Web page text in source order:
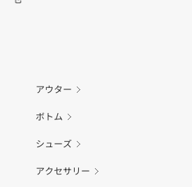
アウター
ボトム
シューズ
アクセサリー